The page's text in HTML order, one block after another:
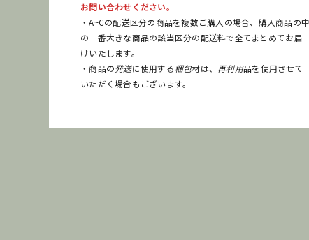
お問い合わせください。
・A~Cの配送区分の商品を複数ご購入の場合、購入商品の中
の一番大きな商品の該当区分の配送料で全てまとめてお届
けいたします。
・商品の発送に使用する梱包材は、 再利用品を使用させて
いただく場合もございます。